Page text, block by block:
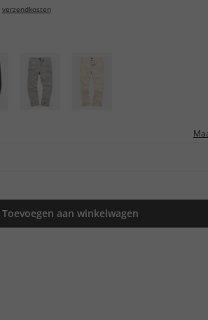
verzendkosten
Toevoegen aan winkelwagen